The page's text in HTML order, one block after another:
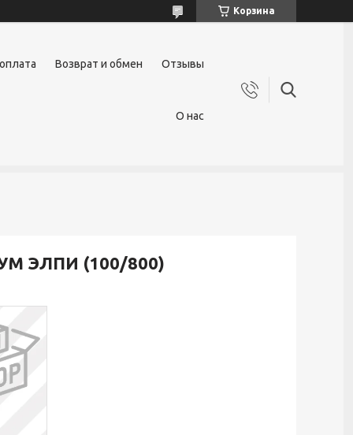
Корзина
Возврат и обмен Отзывы
О нас
ЭЛПИ (100/800)